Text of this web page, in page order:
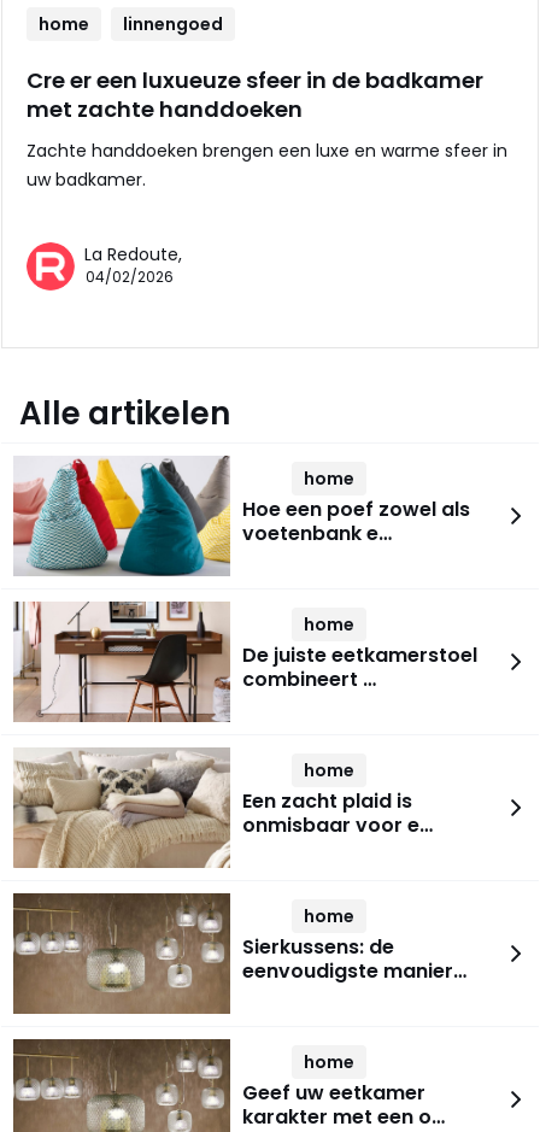
home linnengoed
Cre er een luxueuze sfeer in de badkamer
met zachte handdoeken
Zachte handdoeken brengen een luxe en warme sfeer in
uw badkamer.
La Redoute,
04/02/2026
Alle artikelen
home
Hoe een poef zowel als
voetenbank e…
home
De juiste eetkamerstoel
combineert …
home
Een zacht plaid is
onmisbaar voor e…
home
Sierkussens: de
eenvoudigste manier…
home
Geef uw eetkamer
karakter met een o…